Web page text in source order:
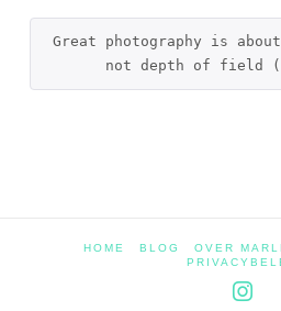
Great photography is
not depth of field
HOME BLOG OVER